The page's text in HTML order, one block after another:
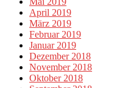
April 2019
März 2019
Februar 2019
Januar 2019
Dezember 2018
November 2018
Oktober 2018